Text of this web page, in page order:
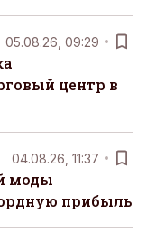
05.08.26, 09:29
центр в
04.08.26, 11:37
моды
прибыль